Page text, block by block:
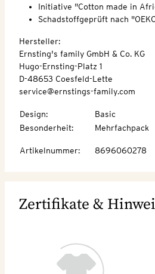
Initiative "Cotton made in
Schadstoffgeprüft nach
Hersteller:
Ernsting's family GmbH & Co. KG
Hugo-Ernsting-Platz 1
D-48653 Coesfeld-Lette
service@ernstings-family.com
Design:
Basic
Besonderheit: Mehrfachpack
Artikelnummer: 8696060278
Zertifikate &